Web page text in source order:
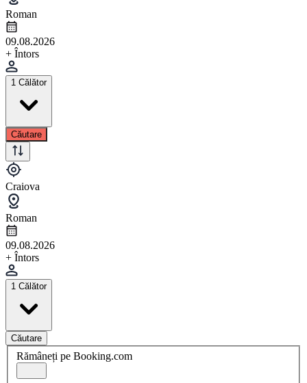
Roman
09.08.2026
+ Întors
1 Călător
Căutare
Craiova
Roman
09.08.2026
+ Întors
1 Călător
Căutare
Rămâneți pe Booking.com